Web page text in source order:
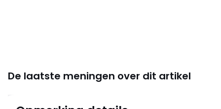
De laatste meningen over dit artikel